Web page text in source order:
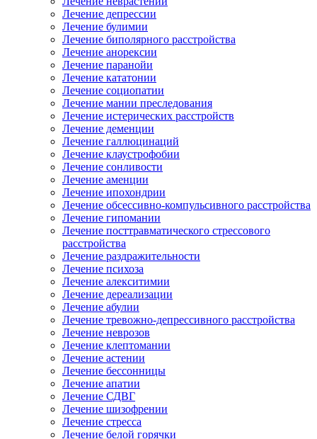
Лечение депрессии
Лечение булимии
Лечение биполярного расстройства
Лечение анорексии
Лечение паранойи
Лечение кататонии
Лечение социопатии
Лечение мании преследования
Лечение истерических расстройств
Лечение деменции
Лечение галлюцинаций
Лечение клаустрофобии
Лечение сонливости
Лечение аменции
Лечение ипохондрии
Лечение обсессивно-компульсивного расстройства
Лечение гипомании
Лечение посттравматического стрессового
расстройства
Лечение раздражительности
Лечение психоза
Лечение алекситимии
Лечение дереализации
Лечение абулии
Лечение тревожно-депрессивного расстройства
Лечение неврозов
Лечение клептомании
Лечение астении
Лечение бессонницы
Лечение апатии
Лечение СДВГ
Лечение шизофрении
Лечение стресса
Лечение белой горячки